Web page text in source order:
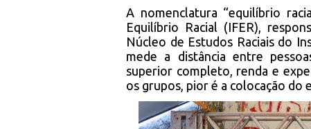
A nomenclatura “equilíbrio
Equilíbrio Racial (IFER),
Núcleo de Estudos Raciais do
mede a distância entre
superior completo, renda e
os grupos, pior é a colocação do